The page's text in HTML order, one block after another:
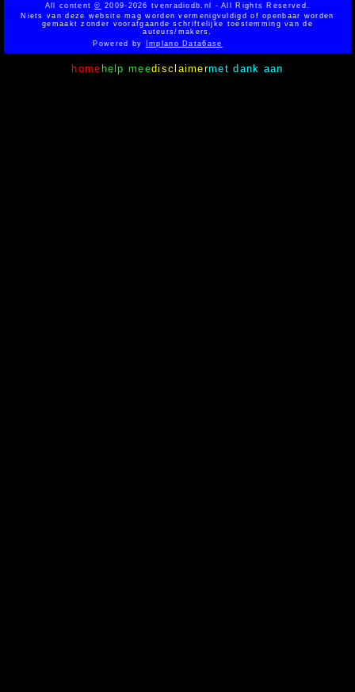
All content© 2009-2026 tvenradiodb.nl - All Rights Reserved.
Niets van deze website mag worden vermenigvuldigd of openbaar worden
gemaakt zonder voorafgaande schriftelijke toestemming van de
auteurs/makers.
Powered byImplano Data6ase
home help meedisclaimermet dank aan